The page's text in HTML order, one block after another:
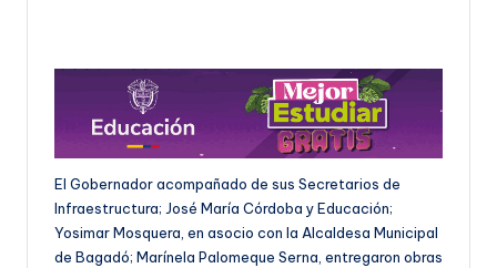
El Gobernador acompañado de sus Secretarios de
Infraestructura; José María Córdoba y Educación;
Yosimar Mosquera, en asocio con la Alcaldesa Municipal
de Bagadó; Marínela Palomeque Serna, entregaron obras